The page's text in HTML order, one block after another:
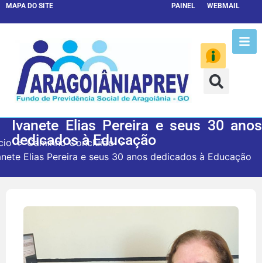
MAPA DO SITE PAINEL WEBMAIL
Ivanete Elias Pereira e seus 30 anos
dedicados à Educação
Caminho Concluído
Elias Pereira e seus 30 anos dedicados à Educação